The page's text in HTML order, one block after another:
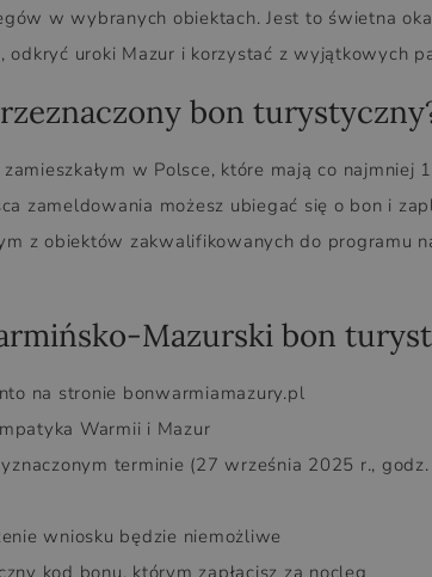
w wybranych obiektach. Jest to świetna
odkryć uroki Mazur i korzystać z wyjątkowych
bon
zamieszkałym w Polsce, które mają co najmniej
zameldowania możesz ubiegać się o bon i
z obiektów zakwalifikowanych do programu
Mazurski bon
na stronie bonwarmiamazury.pl
Warmii i Mazur
terminie (27 września 2025 r.,
wniosku będzie niemożliwe
kod bonu, którym zapłacisz za nocleg